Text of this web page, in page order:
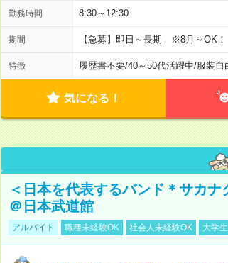
勤務時間 8:30～12:30
期間 【急募】即日～長期 ※8月～OK！
特徴 履歴書不要/40～50代活躍中/服装自
気になる！
＜日本を代表するバンド＊サカ
＠日本武道館
アルバイト 職種未経験OK 社会人未経験OK 大学